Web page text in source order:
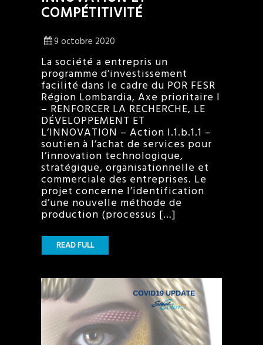
COMPÉTITIVITÉ
9 octobre 2020
La société a entrepris un
programme d’investissement
facilité dans le cadre du POR FESR
Région Lombardia, Axe prioritaire I
– RENFORCER LA RECHERCHE, LE
DÉVELOPPEMENT ET
L’INNOVATION – Action I.1.b.1.1 –
soutien à l’achat de services pour
l’innovation technologique,
stratégique, organisationnelle et
commerciale des entreprises. Le
projet concerne l’identification
d’une nouvelle méthode de
production (processus […]
READ FULL